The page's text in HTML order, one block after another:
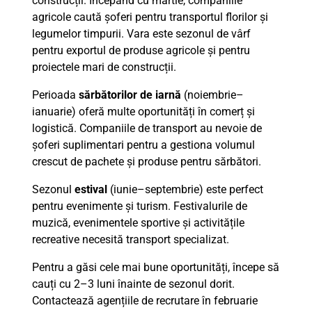
agricole caută șoferi pentru transportul florilor și
legumelor timpurii. Vara este sezonul de vârf
pentru exportul de produse agricole și pentru
proiectele mari de construcții.
Perioada sărbătorilor de iarnă (noiembrie–
ianuarie) oferă multe oportunități în comerț și
logistică. Companiile de transport au nevoie de
șoferi suplimentari pentru a gestiona volumul
crescut de pachete și produse pentru sărbători.
Sezonul estival (iunie–septembrie) este perfect
pentru evenimente și turism. Festivalurile de
muzică, evenimentele sportive și activitățile
recreative necesită transport specializat.
Pentru a găsi cele mai bune oportunități, începe să
cauți cu 2–3 luni înainte de sezonul dorit.
Contactează agențiile de recrutare în februarie